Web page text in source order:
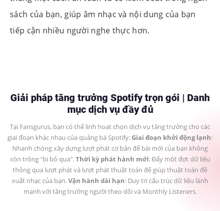
sách của bạn, giúp âm nhạc và nội dung của bạn
tiếp cận nhiều người nghe thực hơn.
Giải pháp tăng trưởng Spotify trọn gói | Danh
mục dịch vụ đầy đủ
Tại Fansgurus, bạn có thể linh hoạt chọn dịch vụ tăng trưởng cho các
giai đoạn khác nhau của quảng bá Spotify:Giai đoạn khởi động lạnh:
Nhanh chóng xây dựng lượt phát cơ bản để bài mới của bạn không
còn trông "bị bỏ qua".Thời kỳ phát hành mới: Đẩy một đợt dữ liệu
thông qua lượt phát và lượt phát thuật toán để giúp thuật toán đề
xuất nhạc của bạn.Vận hành dài hạn: Duy trì cấu trúc dữ liệu lành
mạnh với tăng trưởng người theo dõi và Monthly Listeners.